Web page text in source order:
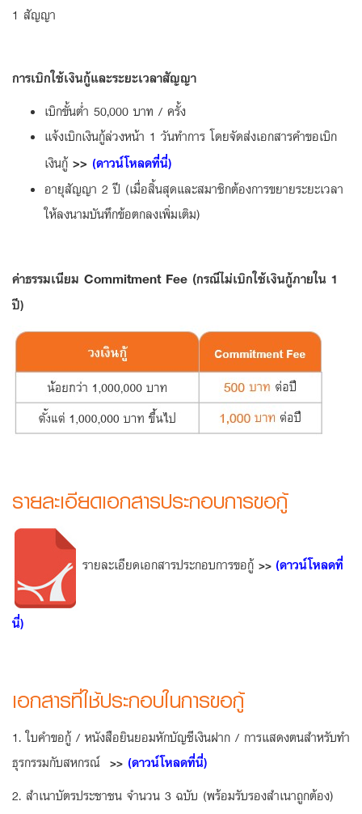
1 สัญญา
การเบิกใช้เงินกู้และระยะเวลาสัญญา
เบิกขั้นต่ำ 50,000 บาท / ครั้ง
แจ้งเบิกเงินกู้ล่วงหน้า 1 วันทำการ โดยจัดส่งเอกสารคำขอเบิก
เงินกู้ >> (ดาวน์โหลดที่นี่)
อายุสัญญา 2 ปี (เมื่อสิ้นสุดและสมาชิกต้องการขยายระยะเวลา
ให้ลงนามบันทึกข้อตกลงเพิ่มเติม)
ค่าธรรมเนียม Commitment Fee (กรณีไม่เบิกใช้เงินกู้ภายใน 1
ปี)
รายละเอียดเอกสารประกอบการขอกู้
รายละเอียดเอกสารประกอบการขอกู้ >> (ดาวน์โหลดที่
นี่)
เอกสารที่ใช้ประกอบในการขอกู้
1. ใบคำขอกู้ / หนังสือยินยอมหักบัญชีเงินฝาก / การแสดงตนสำหรับทำ
ธุรกรรมกับสหกรณ์ >> (ดาวน์โหลดที่นี่)
2. สำเนาบัตรประชาชน จำนวน 3 ฉบับ (พร้อมรับรองสำเนาถูกต้อง)